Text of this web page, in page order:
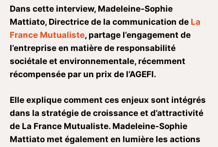
Dans cette interview, Madeleine-Sophie
Mattiato, Directrice de la communication de La
France Mutualiste, partage l’engagement de
l’entreprise en matière de responsabilité
sociétale et environnementale, récemment
récompensée par un prix de l’AGEFI.
Elle explique comment ces enjeux sont intégrés
dans la stratégie de croissance et d’attractivité
de La France Mutualiste. Madeleine-Sophie
Mattiato met également en lumière les actions